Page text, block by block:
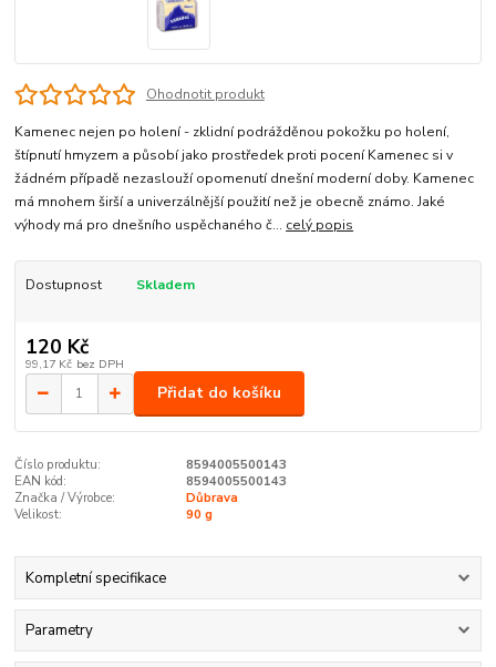
Ohodnotit produkt
Kamenec nejen po holení - zklidní podrážděnou pokožku po holení,
štípnutí hmyzem a působí jako prostředek proti pocení Kamenec si v
žádném případě nezaslouží opomenutí dnešní moderní doby. Kamenec
má mnohem širší a univerzálnější použití než je obecně známo. Jaké
výhody má pro dnešního uspěchaného č... celý popis
Dostupnost Skladem
120 Kč
99,17 Kč bez DPH
Přidat do košíku
Číslo produktu:
8594005500143
EAN kód:
8594005500143
Značka / Výrobce:
Důbrava
Velikost:
90 g
Kompletní specifikace
Parametry